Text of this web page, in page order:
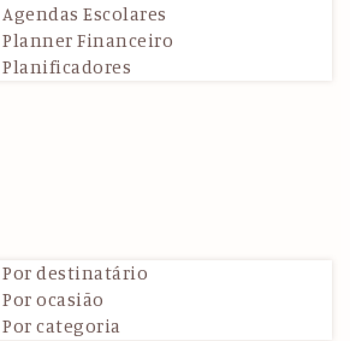
Agendas Escolares
Planner Financeiro
Planificadores
Por destinatário
Por ocasião
Por categoria